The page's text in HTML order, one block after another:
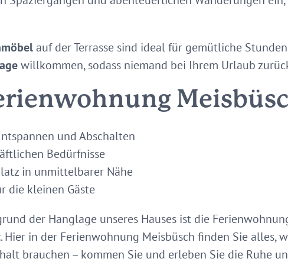
auf der Terrasse sind ideal für gemütliche
willkommen, sodass niemand bei Ihrem Urlaub
und Abschalten
Bedürfnisse
in unmittelbarer Nähe
die kleinen Gäste
der Hanglage unseres Hauses ist die
. Hier in der Ferienwohnung Meisbüsch finden Sie alles,
brauchen – kommen Sie und erleben Sie die Ruhe